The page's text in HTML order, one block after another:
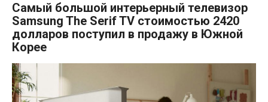
Самый большой интерьерный телевизор
Samsung The Serif TV стоимостью 2420
долларов поступил в продажу в Южной
Корее